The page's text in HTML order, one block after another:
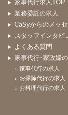
家事代行求人TOP
業務委託の求人
CaSyからのメッ
スタッフインタビ
よくある質問
家事代行･家政婦
家事代行の求人
お掃除代行の求人
お料理代行の求人